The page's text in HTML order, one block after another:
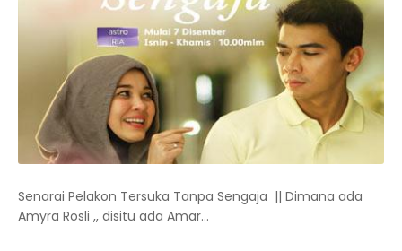
Senarai Pelakon Tersuka Tanpa Sengaja || Dimana ada
Amyra Rosli ,, disitu ada Amar...